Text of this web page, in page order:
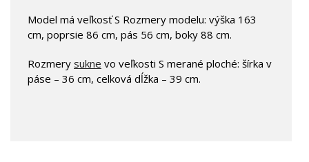
Model má veľkosť S Rozmery modelu: výška 163
cm, poprsie 86 cm, pás 56 cm, boky 88 cm.
Rozmery sukne vo veľkosti S merané ploché: šírka v
páse – 36 cm, celková dĺžka – 39 cm.